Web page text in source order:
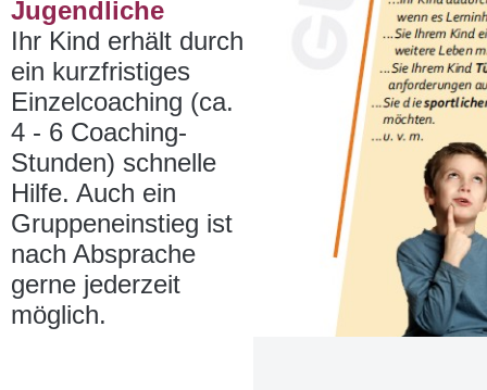
Jugendliche
Ihr Kind erhält durch
ein kurzfristiges
Einzelcoaching (ca.
4 - 6 Coaching-
Stunden) schnelle
Hilfe. Auch ein
Gruppeneinstieg ist
nach Absprache
gerne jederzeit
möglich.